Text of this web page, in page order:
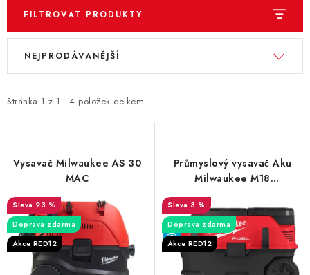
FILTROVAT PRODUKTY
V
i
r
d
u
k
t
Stránka 1 z 1 - 4 položek celkem
Ř
e
p
o
d
u
k
NEJPRODÁVANĚJŠÍ
Vysavač Milwaukee AS 30
MAC
23 %
Doprava zdarma
Akce RED12
Průmyslový vysavač Aku
Milwaukee M18
ONEF2VC34M-0
3 %
Doprava zdarma
Akce RED12